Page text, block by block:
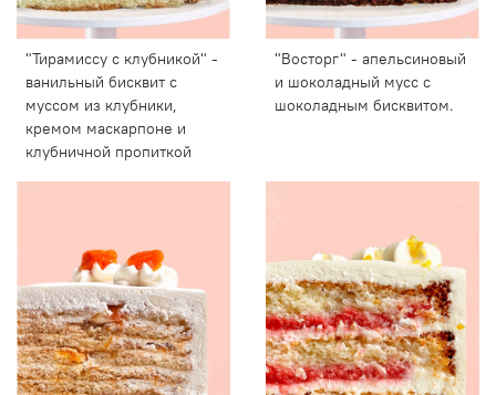
"Тирамиссу с клубникой" -
ванильный бисквит с
муссом из клубники,
кремом маскарпоне и
клубничной пропиткой
"Восторг" - апельсиновый
и шоколадный мусс с
шоколадным бисквитом.